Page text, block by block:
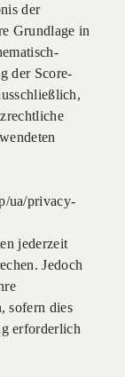
der
Grundlage in
der Score-
ua/privacy-
jederzeit
Jedoch
sofern dies
erforderlich